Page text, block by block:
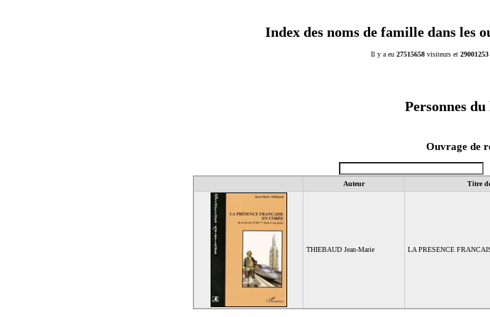
Index des noms de famille dans les
Il y a eu 27515658 visiteurs et 29001253
Personnes
Ouvrage de
Auteur Titre
THIEBAUD Jean-Marie LA PRESENCE